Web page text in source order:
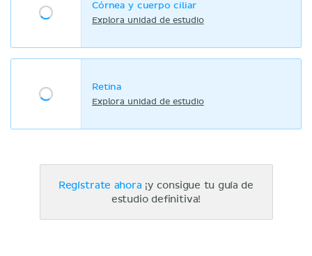
Córnea y cuerpo ciliar
Explora unidad de estudio
Retina
Explora unidad de estudio
Regístrate ahora ¡y consigue tu guía de
estudio definitiva!